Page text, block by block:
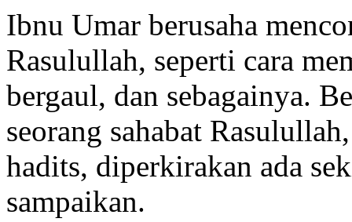
Ibnu Umar berusaha
Rasulullah, seperti cara
bergaul, dan sebagainya.
seorang sahabat
hadits, diperkirakan ada
sampaikan.